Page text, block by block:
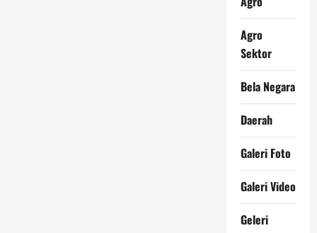
Agro
Sektor
Bela Negara
Daerah
Galeri Foto
Galeri Video
Geleri